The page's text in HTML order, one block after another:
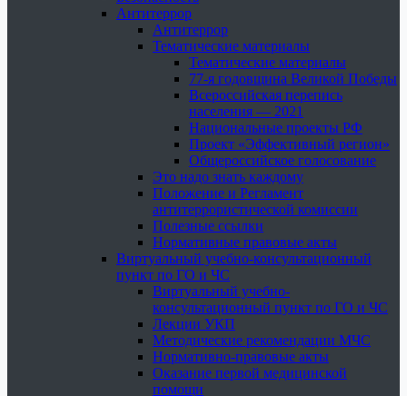
Антитеррор
Антитеррор
Тематические материалы
Тематические материалы
77-я годовщина Великой Победы
Всероссийская перепись
населения — 2021
Национальные проекты РФ
Проект «Эффективный регион»
Общероссийское голосование
Это надо знать каждому
Положение и Регламент
антитеррористической комиссии
Полезные ссылки
Нормативные правовые акты
Виртуальный учебно-консультационный
пункт по ГО и ЧС
Виртуальный учебно-
консультационный пункт по ГО и ЧС
Лекции УКП
Методические рекомендации МЧС
Нормативно-правовые акты
Оказание первой медицинской
помощи